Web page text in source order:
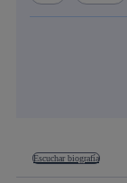
Escuchar biografía